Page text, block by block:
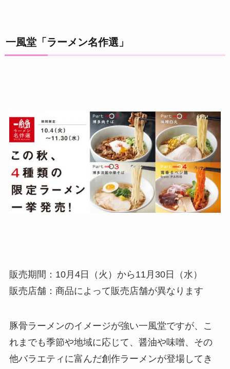
一風堂「ラーメン名作選」
販売期間：10月4日（火）から11月30日（水）
販売店舗：商品によって販売店舗が異なります
豚骨ラーメンのイメージが強い一風堂ですが、こ
れまでも季節や地域に応じて、醤油や味噌、その
他バラエティに富んだ創作ラーメンが登場してき